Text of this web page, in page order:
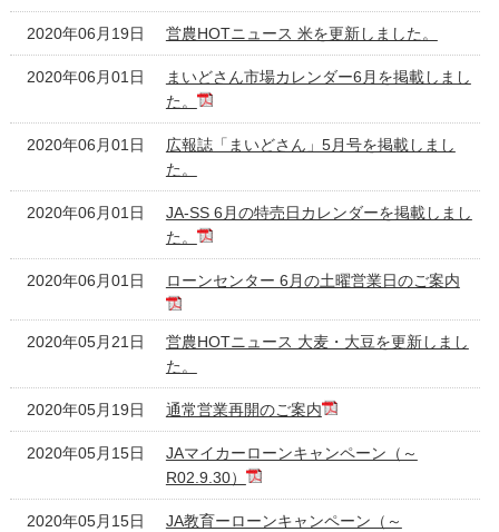
2020年06月19日 営農HOTニュース 米を更新しました。
2020年06月01日
まいどさん市場カレンダー6月を掲載しまし
た。
2020年06月01日
広報誌「まいどさん」5月号を掲載しまし
た。
2020年06月01日
JA-SS 6月の特売日カレンダーを掲載しまし
た。
2020年06月01日 ローンセンター 6月の土曜営業日のご案内
2020年05月21日
営農HOTニュース 大麦・大豆を更新しまし
た。
2020年05月19日 通常営業再開のご案内
2020年05月15日
JAマイカーローンキャンペーン（～
R02.9.30）
2020年05月15日 JA教育ーローンキャンペーン（～